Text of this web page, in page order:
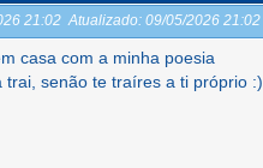
21:02 Atualizado: 09/05/2026 21:02
casa com a minha poesia
trai, senão te traíres a ti próprio :)